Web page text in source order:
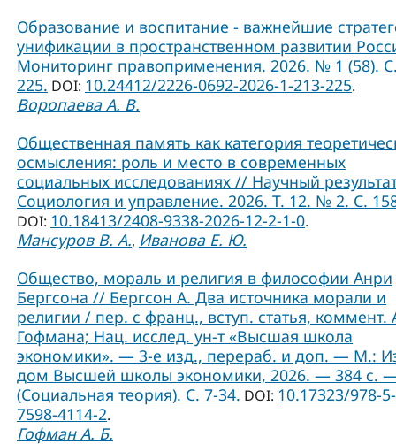
Образование и воспитание - важнейшие
унификации в пространственном развитии
Мониторинг правоприменения. 2026. № 1 (58).
225. DOI: 10.24412/2226-0692-2026-1-213-225.
Воропаева А. В.
Общественная память как категория
осмысления: роль и место в современных
социальных исследованиях // Научный
Социология и управление. 2026. Т. 12. № 2. С.
DOI: 10.18413/2408-9338-2026-12-2-1-0.
Мансуров В. А., Иванова Е. Ю.
Общество, мораль и религия в философии Анри
Бергсона // Бергсон А. Два источника морали и
религии / пер. с франц., вступ. статья, коммент.
Гофмана; Нац. исслед. ун-т «Высшая школа
экономики». — 3-е изд., перераб. и доп. — М.:
дом Высшей школы экономики, 2026. — 384 с.
(Социальная теория). C. 7-34. DOI: 10.17323/978-5-
7598-4114-2.
Гофман А. Б.